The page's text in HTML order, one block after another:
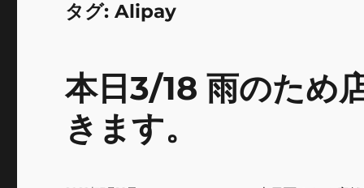
タグ:Alipay
本日3/18 雨のため
きます。